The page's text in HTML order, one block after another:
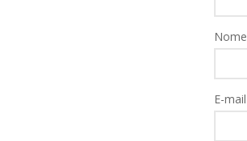
Nome
E-mail